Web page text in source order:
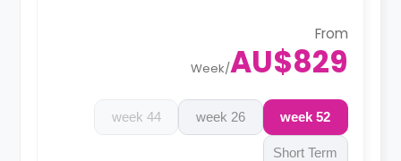
From
AU$829
/
Week
52 week
26 week
44 week
Short Term